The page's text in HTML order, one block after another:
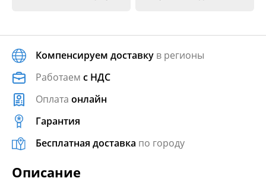
Компенсируем доставку в регионы
Работаем с НДС
Оплата онлайн
Гарантия
Бесплатная доставка по городу
Описание